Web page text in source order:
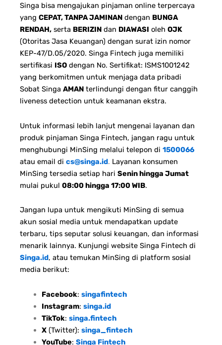
Singa bisa mengajukan pinjaman online terpercaya
yang CEPAT, TANPA JAMINAN dengan BUNGA
RENDAH, serta BERIZIN dan DIAWASI oleh OJK
(Otoritas Jasa Keuangan) dengan surat izin nomor
KEP-47/D.05/2020. Singa Fintech juga memiliki
sertifikasi ISO dengan No. Sertifikat: ISMS1001242
yang berkomitmen untuk menjaga data pribadi
Sobat Singa AMAN terlindungi dengan fitur canggih
liveness detection untuk keamanan ekstra.
Untuk informasi lebih lanjut mengenai layanan dan
produk pinjaman Singa Fintech, jangan ragu untuk
menghubungi MinSing melalui telepon di 1500066
atau email di cs@singa.id. Layanan konsumen
MinSing tersedia setiap hari Senin hingga Jumat
mulai pukul 08:00 hingga 17:00 WIB.
Jangan lupa untuk mengikuti MinSing di semua
akun sosial media untuk mendapatkan update
terbaru, tips seputar solusi keuangan, dan informasi
menarik lainnya. Kunjungi website Singa Fintech di
Singa.id, atau temukan MinSing di platform sosial
media berikut:
Facebook: singafintech
Instagram: singa.id
TikTok: singa.fintech
X(Twitter): singa_fintech
YouTube: Singa Fintech